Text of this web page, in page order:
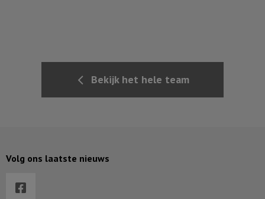
Bekijk het hele team
Volg ons laatste nieuws